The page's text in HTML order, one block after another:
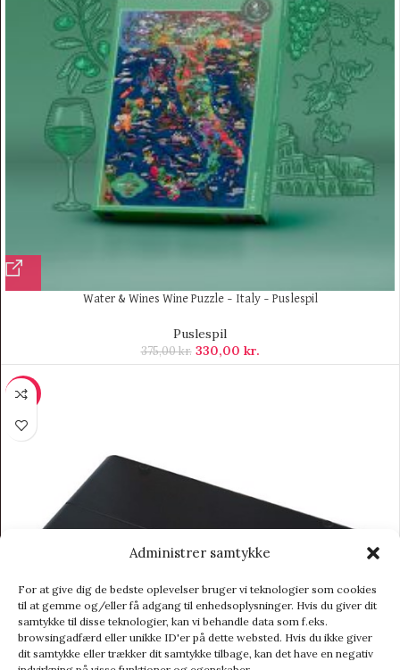
Administrer samtykke
For at give dig de bedste oplevelser bruger vi teknologier som cookies
til at gemme og/eller få adgang til enhedsoplysninger. Hvis du giver dit
samtykke til disse teknologier, kan vi behandle data som f.eks.
browsingadfærd eller unikke ID'er på dette websted. Hvis du ikke giver
dit samtykke eller trækker dit samtykke tilbage, kan det have en negativ
Water & Wines Wine Puzzle – Italy – Puslespil
Puslespil
375,00kr. 330,00 kr.
-51%